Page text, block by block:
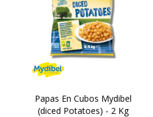
Papas En Cubos Mydibel
(diced Potatoes) - 2 Kg